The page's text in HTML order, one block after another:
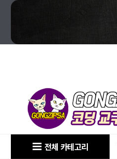
전체 카테고리